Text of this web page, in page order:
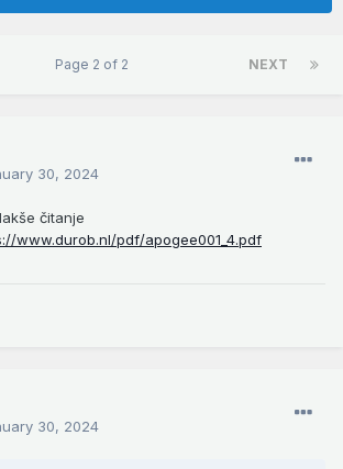
NEXT
Page 2 of 2
30, 2024
čitanje
www.durob.nl/pdf/apogee001_4.pdf
30, 2024